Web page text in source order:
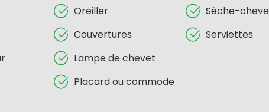
Oreiller
Couvertures
Lampe de chevet
Placard ou commode
Sèche-
Serviettes